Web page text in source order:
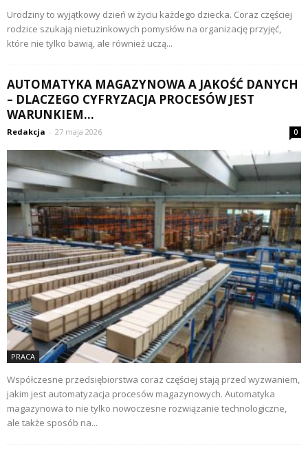
Urodziny to wyjątkowy dzień w życiu każdego dziecka. Coraz częściej
rodzice szukają nietuzinkowych pomysłów na organizację przyjęć,
które nie tylko bawią, ale również uczą...
AUTOMATYKA MAGAZYNOWA A JAKOŚĆ DANYCH
– DLACZEGO CYFRYZACJA PROCESÓW JEST
WARUNKIEM...
Redakcja - 27 maja 2026 0
PRACA
Współczesne przedsiębiorstwa coraz częściej stają przed wyzwaniem,
jakim jest automatyzacja procesów magazynowych. Automatyka
magazynowa to nie tylko nowoczesne rozwiązanie technologiczne,
ale także sposób na...